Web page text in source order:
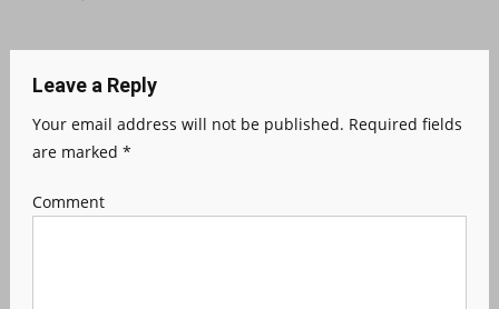
Leave a Reply
Your email address will not be published. Required fields
are marked *
Comment